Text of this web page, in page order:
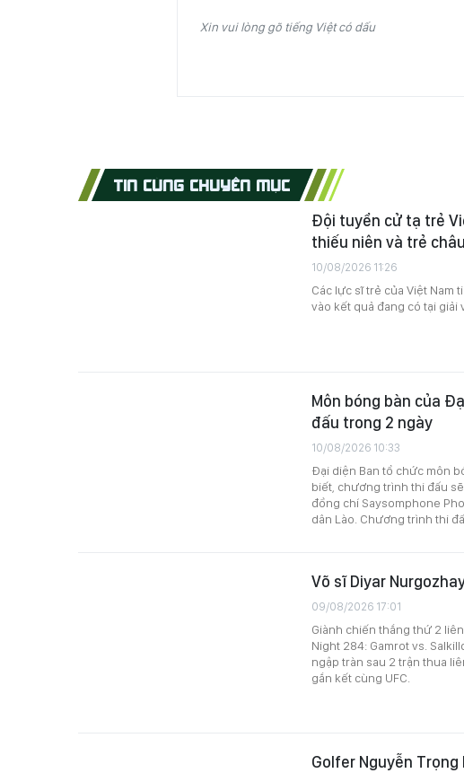
Xin vui lòng gõ tiếng Việt có dấu
TIN CÙNG CHUYÊN MỤC
Đội tuyển cử tạ trẻ
thiếu niên và trẻ
10/08/2026 11:26
Các lực sĩ trẻ của Việt Nam
vào kết quả đang có tại giải
Môn bóng bàn của
đấu trong 2 ngày
10/08/2026 10:33
Đại diện Ban tổ chức môn
biết, chương trình thi đấu
đồng chí Saysomphone
dân Lào. Chương trình thi
Võ sĩ Diyar
09/08/2026 17:01
Giành chiến thắng thứ 2
Night 284: Gamrot vs.
ngập tràn sau 2 trận thua
gắn kết cùng UFC.
Golfer Nguyễn Trọng